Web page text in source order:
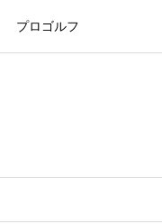
プロゴルフ